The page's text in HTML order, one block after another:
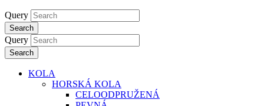
Query
Search
Query
Search
KOLA
HORSKÁ KOLA
CELOODPRUŽENÁ